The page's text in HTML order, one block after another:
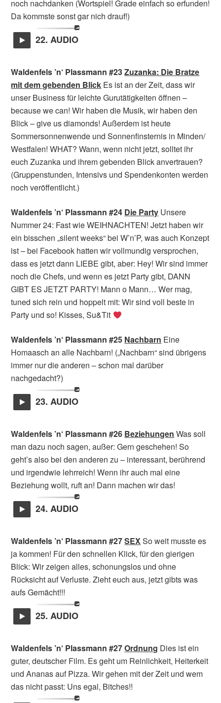
noch nachdanken (Wortspiel! Grade einfach so erfunden!
Da kommste sonst gar nich drauf!)
22. AUDIO
Waldenfels ’n‘ Plassmann #23Zuzanka: Die Bratze
mit dem gebenden Blick Es ist an der Zeit, dass wir
unser Business für leichte Gurutätigkeiten öffnen –
because we can! Wir haben die Musik, wir haben den
Blick – give us diamonds! Außerdem ist heute
Sommersonnenwende und Sonnenfinsternis in Minden/
Westfalen! WHAT? Wann, wenn nicht jetzt, solltet ihr
euch Zuzanka und ihrem gebenden Blick anvertrauen?
(Gruppenstunden, Intensivs und Spendenkonten werden
noch veröffentlicht.)
Waldenfels ’n‘ Plassmann #24 Die Party Unsere
Nummer 24: Fast wie WEIHNACHTEN! Jetzt haben wir
ein bisschen „silent weeks“ bei W’n’P, was auch Konzept
ist – bei Facebook hatten wir vollmundig versprochen,
dass es jetzt dann LIEBE gibt, aber: Hey! Wir sind immer
noch die Chefs, und wenn es jetzt Party gibt, DANN
GIBT ES JETZT PARTY! Mann o Mann… Wer mag,
tuned sich rein und hoppelt mit: Wir sind voll beste in
Party und so! Kisses, Su&Tit
Waldenfels ’n‘ Plassmann #25 Nachbarn Eine
Homaasch an alle Nachbarn! („Nachbarn“ sind übrigens
immer nur die anderen – schon mal darüber
nachgedacht?)
23. AUDIO
Waldenfels ’n‘ Plassmann #26 Beziehungen Was soll
man dazu noch sagen, außer: Gern geschehen! So
geht’s also bei den anderen zu – interessant, berührend
und irgendwie lehrreich! Wenn ihr auch mal eine
Beziehung wollt, ruft an! Dann machen wir das!
24. AUDIO
Waldenfels ’n‘ Plassmann #27SEXSo weit musste es
ja kommen! Für den schnellen Klick, für den gierigen
Blick: Wir zeigen alles, schonungslos und ohne
Rücksicht auf Verluste. Zieht euch aus, jetzt gibts was
aufs Gemächt!!!
25. AUDIO
Waldenfels ’n‘ Plassmann #27Ordnung Dies ist ein
guter, deutscher Film. Es geht um Reinlichkeit, Heiterkeit
und Ananas auf Pizza. Wir gehen mit der Zeit und wem
das nicht passt: Uns egal, Bitches!!